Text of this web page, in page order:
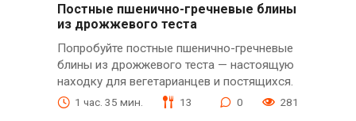
Постные пшенично-гречневые блины
из дрожжевого теста
Попробуйте постные пшенично-гречневые
блины из дрожжевого теста — настоящую
находку для вегетарианцев и постящихся.
1 час. 35 мин. 13 0 281